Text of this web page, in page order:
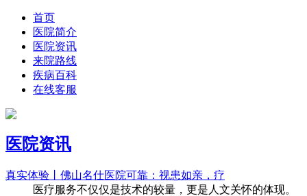
首页
医院简介
医院资讯
来院路线
疾病百科
在线客服
医院资讯
真实体验丨佛山名仕医院可靠：视患如亲，疗
医疗服务不仅仅是技术的较量，更是人文关怀的体现。